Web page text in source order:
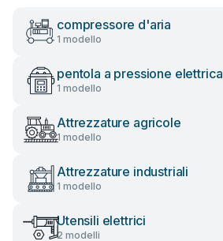
compressore d'aria
1 modello
pentola a pressione elettrica
1 modello
Attrezzature agricole
1 modello
Attrezzature industriali
1 modello
Utensili elettrici
2 modelli